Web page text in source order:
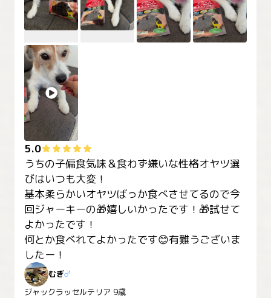
5.0
うちの子偏食気味＆食わず嫌いな性格オヤツ選
びはいつも大変！
基本柔らかいオヤツばっか食べさせてるので今
回ジャーキーの🎁嬉しいかったです！🎁試せて
よかったです！
何とか食べれてよかったです😊有難うございま
むぎ♂
ジャックラッセルテリア 9歳